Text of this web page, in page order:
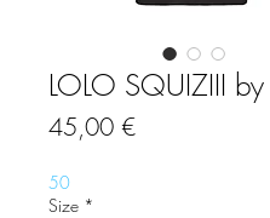
LOLO SQUIZIII
45,00 €Precio
50
Size *